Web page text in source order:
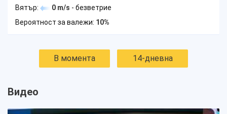
Вятър: 0 m/s - безветрие
Вероятност за валежи: 10%
В момента 14-дневна
Видео